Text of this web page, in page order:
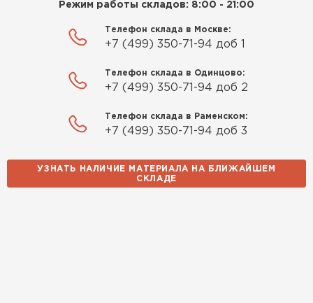
Режим работы складов: 8:00 - 21:00
Телефон склада в Москве:
+7 (499) 350-71-94 доб 1
Телефон склада в Одинцово:
+7 (499) 350-71-94 доб 2
Телефон склада в Раменском:
+7 (499) 350-71-94 доб 3
УЗНАТЬ НАЛИЧИЕ МАТЕРИАЛА НА БЛИЖАЙШЕМ
СКЛАДЕ